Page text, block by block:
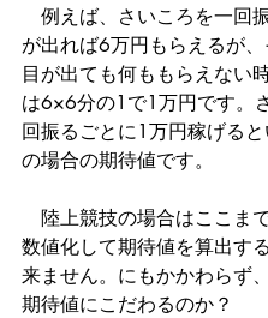
例えば、さいころを一回
が出れば6万円もらえるが
目が出ても何ももらえない
は6×6分の1で1万円です。
回振るごとに1万円稼げる
の場合の期待値です。
陸上競技の場合はここま
数値化して期待値を算出す
来ません。にもかかわらず
期待値にこだわるのか？